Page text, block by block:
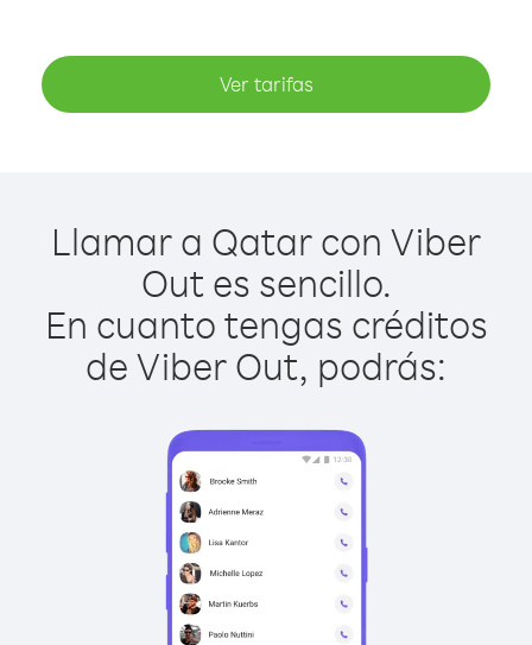
Ver tarifas
Llamar a Qatar con Viber
Out es sencillo.
En cuanto tengas créditos
de Viber Out, podrás: